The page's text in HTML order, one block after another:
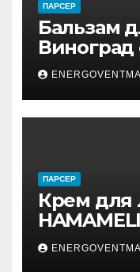
ПАРСЕР
Бальзам
Виноград
ENERGOVENTMA
ПАРСЕР
Крем для
50 мл
ENERGOVENTMA